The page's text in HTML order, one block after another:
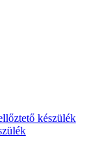
készülék